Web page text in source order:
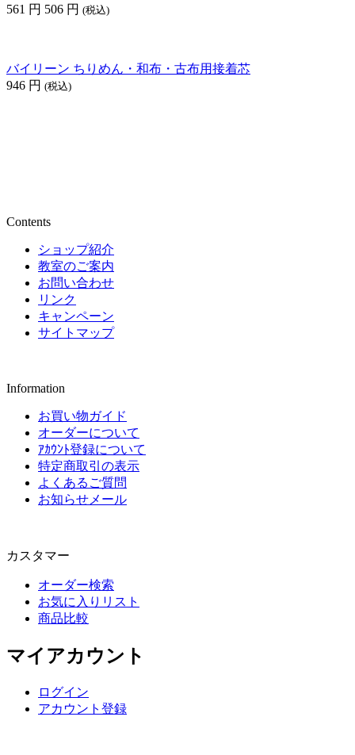
561 円 506 円 (税込)
バイリーン ちりめん・和布・古布用接着芯
946 円 (税込)
Contents
ショップ紹介
教室のご案内
お問い合わせ
リンク
キャンペーン
サイトマップ
Information
お買い物ガイド
オーダーについて
ｱｶｳﾝﾄ登録について
特定商取引の表示
よくあるご質問
お知らせメール
カスタマー
オーダー検索
お気に入りリスト
商品比較
マイアカウント
ログイン
アカウント登録